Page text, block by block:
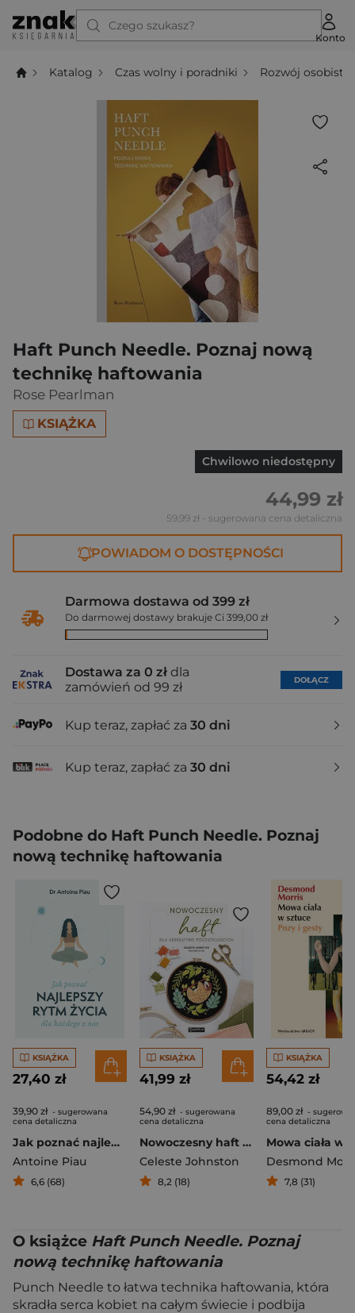
Czego szukasz?
Konto
Katalog Czas wolny i poradniki Rozwój osobisty
Haft Punch Needle. Poznaj nową
technikę haftowania
Rose Pearlman
KSIĄŻKA
Chwilowo niedostępny
44,99 zł
59,99 zł - sugerowana cena detaliczna
POWIADOM O DOSTĘPNOŚCI
Darmowa dostawa od 399 zł
Do darmowej dostawy brakuje Ci 399,00 zł
Dostawa za 0 zł dla
zamówień od 99 zł
DOŁĄCZ
Kup teraz, zapłać za 30 dni
Kup teraz, zapłać za 30 dni
Podobne do Haft Punch Needle. Poznaj
nową technikę haftowania
KSIĄŻKA
27,40 zł
39,90 zł - sugerowana
cena detaliczna
Jak poznać najlepszy rytm życia dla każdego z nas
Antoine Piau
6,6 (68)
KSIĄŻKA
41,99 zł
54,90 zł - sugerowana
cena detaliczna
Nowoczesny haft dla absolutnie początkujących
Celeste Johnston
8,2 (18)
KSIĄŻKA
54,42 zł
89,00 zł -
cena detaliczna
Desmond
7,8 (31)
O książce Haft Punch Needle. Poznaj
nową technikę haftowania
Punch Needle to łatwa technika haftowania, która
skradła serca kobiet na całym świecie i podbija